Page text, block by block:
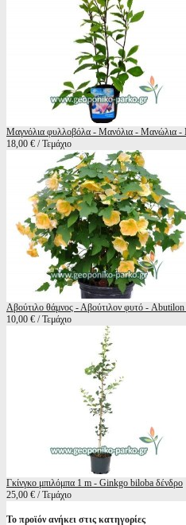
Μαγνόλια φυλλοβόλα - Μανόλια - Μανώλια -
18,00 € / Τεμάχιο
Αβούτιλο θάμνος - Αβούτιλον φυτό -
10,00 € / Τεμάχιο
Γκίνγκο μπιλόμπα 1 m - Ginkgo biloba δένδρο
25,00 € / Τεμάχιο
Το προϊόν ανήκει στις κατηγορίες